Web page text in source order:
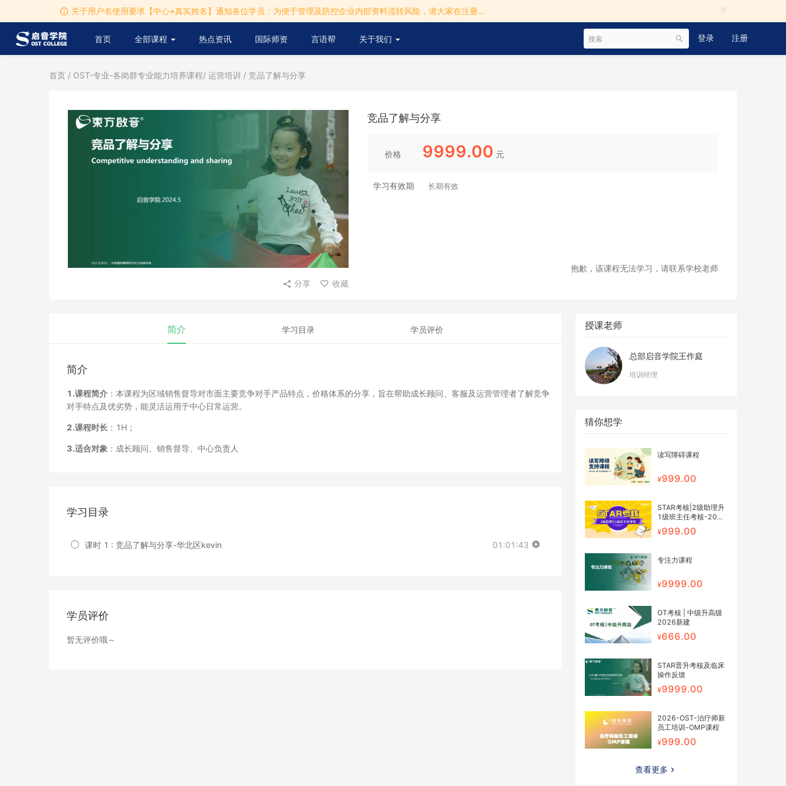
关于用户名使用要求【中心+真实姓名】通知各位学员：为便于管理及防控企业内部资料流转风险，请大家在注册...
首页 全部课程 热点资讯 国际师资 言语帮 关于我们 登录 注册
首页 / OST-专业-各岗群专业能力培养课程/ 运营培训 / 竞品了解与分享
分享 收藏
竞品了解与分享
价格 9999.00 元
学习有效期 长期有效
抱歉，该课程无法学习，请联系学校老师
简介 学习目录 学员评价
简介
1.课程简介 ：本课程为区域销售督导对市面主要竞争对手产品特点，价格体系的分享，旨在帮助成长顾问、客服及运营管理者了解竞争
对手特点及优劣势，能灵活运用于中心日常运营。
2.课程时长 ：1H；
3.适合对象 ：成长顾问、销售督导、中心负责人
学习目录
课时 1 : 竞品了解与分享-华北区kevin 01:01:43
学员评价
暂无评价哦～
授课老师
总部启音学院王作庭
培训经理
猜你想学
读写障碍课程
999.00
STAR考核|2级助理升
1级班主任考核-2026
新建
999.00
专注力课程
9999.00
OT考核 | 中级升高级
2026新建
666.00
STAR晋升考核及临床
操作反馈
9999.00
2026-OST-治疗师新
员工培训-OMP课程
999.00
查看更多